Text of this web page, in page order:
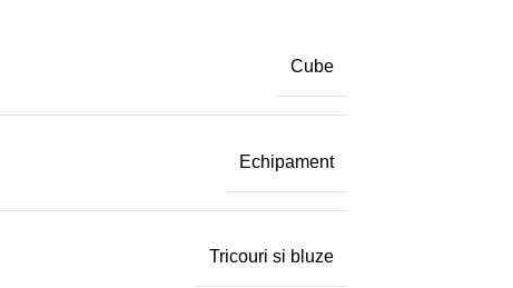
Cube
Echipament
Tricouri si bluze